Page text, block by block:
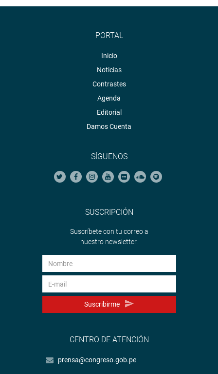
PORTAL
Inicio
Noticias
Contrastes
Agenda
Editorial
Damos Cuenta
SÍGUENOS
SUSCRIPCIÓN
Suscríbete con tu correo a
nuestro newsletter.
Suscribirme
CENTRO DE ATENCIÓN
prensa@congreso.gob.pe